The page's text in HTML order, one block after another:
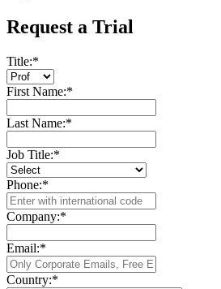
Request a Trial
Title:*
First Name:*
Last Name:*
Job Title:*
Phone:*
Company:*
Email:*
Country:*